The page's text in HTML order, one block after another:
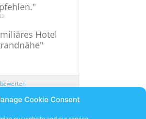
Cookie Consent
"
Hotel
"
Newsletter